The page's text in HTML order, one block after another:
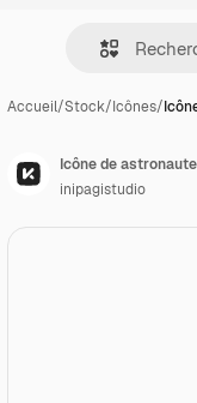
Accueil/Stock/Icônes/
Icône de astronaute
inipagistudio